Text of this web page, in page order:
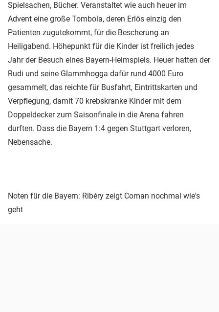
Spielsachen, Bücher. Veranstaltet wie auch heuer im
Advent eine große Tombola, deren Erlös einzig den
Patienten zugutekommt, für die Bescherung an
Heiligabend. Höhepunkt für die Kinder ist freilich jedes
Jahr der Besuch eines Bayern-Heimspiels. Heuer hatten der
Rudi und seine Glammhogga dafür rund 4000 Euro
gesammelt, das reichte für Busfahrt, Eintrittskarten und
Verpflegung, damit 70 krebskranke Kinder mit dem
Doppeldecker zum Saisonfinale in die Arena fahren
durften. Dass die Bayern 1:4 gegen Stuttgart verloren,
Nebensache.
Noten für die Bayern: Ribéry zeigt Coman nochmal wie's
geht